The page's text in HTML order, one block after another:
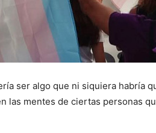
ser algo que ni siquiera habría
las mentes de ciertas personas